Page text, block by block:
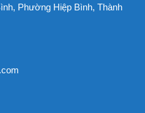
Phường Hiệp Bình, Thành